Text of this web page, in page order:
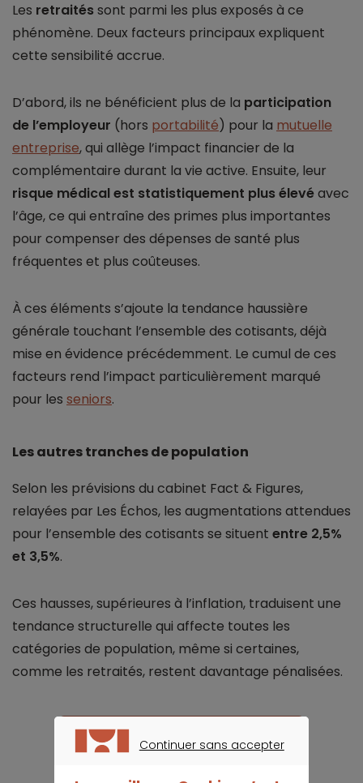
Les retraitéssont parmi les plus exposés à ce
phénomène. Deux facteurs principaux expliquent
cette sensibilité accrue.
D’abord, ils ne bénéficient plus de la participation
de l’employeur (hors portabilité) pour la mutuelle
entreprise, qui allège l’impact financier de la
complémentaire durant la vie active. Ensuite, leur
risque médical est statistiquement plus élevéavec
l’âge, ce qui entraîne des primes plus importantes
pour compenser des dépenses de santé plus
fréquentes et plus coûteuses.
À ces éléments s’ajoute la tendance haussière
générale touchant l’ensemble des cotisants, déjà
mise en évidence précédemment. Le cumul de ces
facteurs rend l’impact particulièrement marqué
pour les seniors.
Les autres tranches de population
Selon les prévisions du cabinet Fact & Figures,
relayées par Les Échos, les augmentations attendues
pour l’ensemble des cotisants se situent entre 2,5%
et 3,5%.
Ces hausses, supérieures à l’inflation, traduisent une
tendance structurelle qui affecte toutes les
catégories de population, même si certaines,
comme les retraités, restent davantage pénalisées.
Je trouve la meilleure assurance santé
Continuer sans accepter